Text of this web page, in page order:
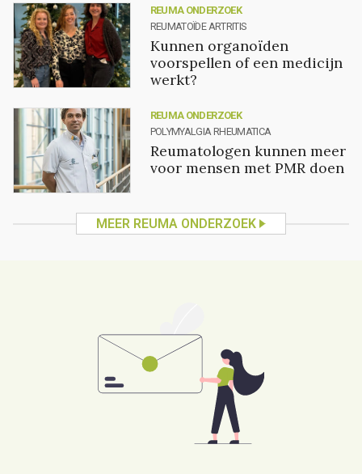
REUMA ONDERZOEK
REUMATOÏDE ARTRITIS
Kunnen organoïden
voorspellen of een medicijn
werkt?
REUMA ONDERZOEK
POLYMYALGIA RHEUMATICA
Reumatologen kunnen meer
voor mensen met PMR doen
MEER REUMA ONDERZOEK